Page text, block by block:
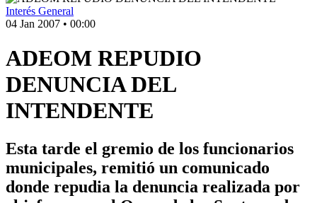
Interés General
04 Jan 2007 • 00:00
ADEOM REPUDIO
DENUNCIA DEL
INTENDENTE
Esta tarde el gremio de los funcionarios
municipales, remitió un comunicado
donde repudia la denuncia realizada por